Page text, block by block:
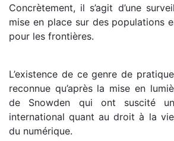
Concrètement, il s’agit d’une
mise en place sur des populations
pour les frontières.
L’existence de ce genre de
reconnue qu’après la mise en
de Snowden qui ont suscité
international quant au droit à la
du numérique.